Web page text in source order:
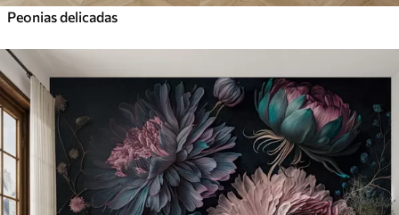
Peonias delicadas